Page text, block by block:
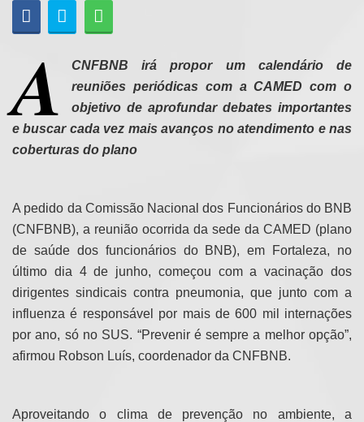
A
CNFBNB irá propor um calendário de
reuniões periódicas com a CAMED com o
objetivo de aprofundar debates importantes
e buscar cada vez mais avanços no atendimento e nas
coberturas do plano
A pedido da Comissão Nacional dos Funcionários do BNB
(CNFBNB), a reunião ocorrida da sede da CAMED (plano
de saúde dos funcionários do BNB), em Fortaleza, no
último dia 4 de junho, começou com a vacinação dos
dirigentes sindicais contra pneumonia, que junto com a
influenza é responsável por mais de 600 mil internações
por ano, só no SUS. “Prevenir é sempre a melhor opção”,
afirmou Robson Luís, coordenador da CNFBNB.
Aproveitando o clima de prevenção no ambiente, a